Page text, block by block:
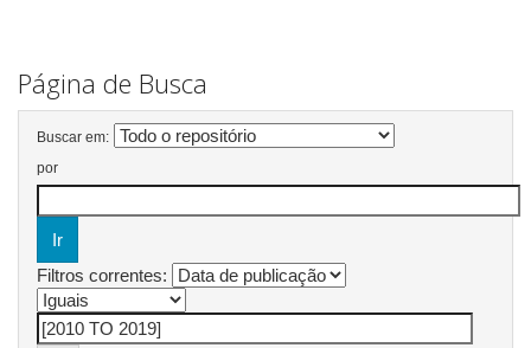
Página de Busca
Buscar em:
por
Filtros correntes: